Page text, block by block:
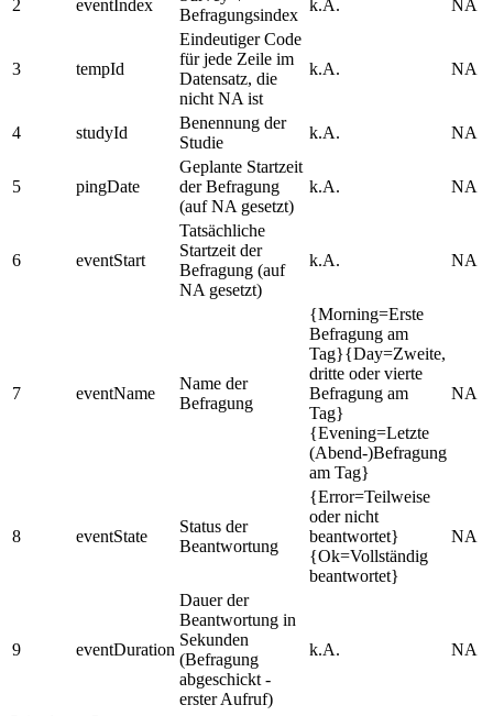
2 eventIndex
Befragungsindex
k.A. NA
3 tempId
Eindeutiger Code
für jede Zeile im
Datensatz, die
nicht NA ist
k.A. NA
4 studyId
Benennung der
Studie
k.A. NA
5 pingDate
Geplante Startzeit
der Befragung
(auf NA gesetzt)
k.A. NA
6 eventStart
Tatsächliche
Startzeit der
Befragung (auf
NA gesetzt)
k.A. NA
7 eventName
Name der
Befragung
{Morning=Erste
Befragung am
Tag}{Day=Zweite,
dritte oder vierte
Befragung am
Tag}
{Evening=Letzte
(Abend-)Befragung
am Tag}
NA
8 eventState
Status der
Beantwortung
{Error=Teilweise
oder nicht
beantwortet}
{Ok=Vollständig
beantwortet}
NA
9 eventDuration
Dauer der
Beantwortung in
Sekunden
(Befragung
abgeschickt -
erster Aufruf)
k.A. NA